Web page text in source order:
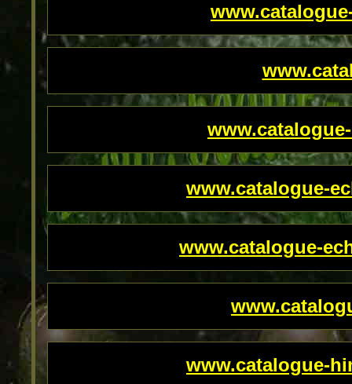
www.catalogue-
www.catalogue-
www.catalogue-